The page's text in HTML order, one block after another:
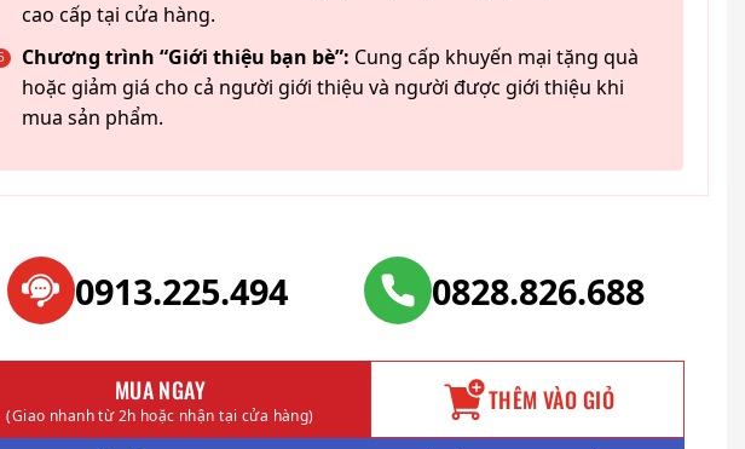
cao cấp tại cửa hàng.
Chương trình “Giới thiệu bạn bè”: Cung cấp khuyến mại tặng quà
hoặc giảm giá cho cả người giới thiệu và người được giới thiệu khi
mua sản phẩm.
0913.225.494 0828.826.688
MUA NGAY
(Giao nhanh từ 2h hoặc nhận tại cửa hàng) THÊM VÀO GIỎ